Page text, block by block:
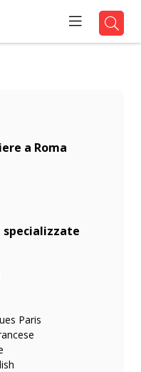
a Roma
specializzate
Paris